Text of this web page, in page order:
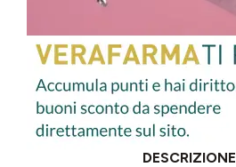
DESCRIZIONE